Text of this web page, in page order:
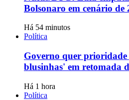
Bolsonaro em cenário de
Há 54 minutos
Política
Governo quer
blusinhas' em retomada
Há 1 hora
Política